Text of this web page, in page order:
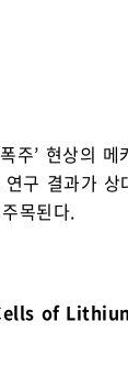
주’ 현상의
구 결과가
목된다.
of